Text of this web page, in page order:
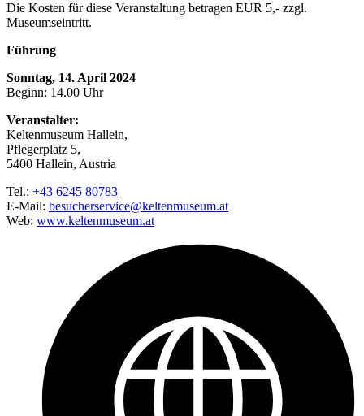
Die Kosten für diese Veranstaltung betragen EUR 5,- zzgl.
Museumseintritt.
Führung
Sonntag, 14. April 2024
Beginn: 14.00 Uhr
Veranstalter:
Keltenmuseum Hallein,
Pflegerplatz 5,
5400 Hallein, Austria
Tel.: +43 6245 80783
E-Mail: besucherservice@keltenmuseum.at
Web: www.keltenmuseum.at